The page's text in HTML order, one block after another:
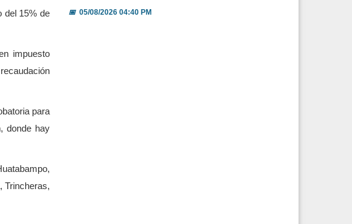
del 15% de
impuesto
para
donde hay
Trincheras,
📅05/08/2026 04:40 PM